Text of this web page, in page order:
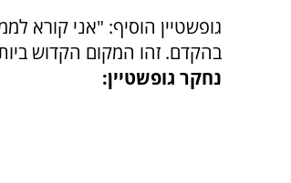
גופשטיין הוסיף: "אני
בהקדם. זהו המקום הקדוש
נחקר גופשטיין: